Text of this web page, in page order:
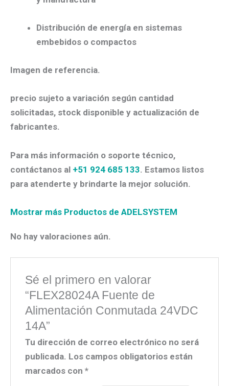
Distribución de energía en sistemas
embebidos o compactos
Imagen de referencia.
precio sujeto a variación según cantidad
solicitadas, stock disponible y actualización de
fabricantes.
Para más información o soporte técnico,
contáctanos al +51 924 685 133. Estamos listos
para atenderte y brindarte la mejor solución.
Mostrar más Productos de ADELSYSTEM
No hay valoraciones aún.
Sé el primero en valorar
“FLEX28024A Fuente de
Alimentación Conmutada 24VDC
14A”
Tu dirección de correo electrónico no será
publicada. Los campos obligatorios están
marcados con*